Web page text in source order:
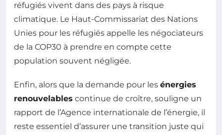
réfugiés vivent dans des pays à risque
climatique. Le Haut-Commissariat des Nations
Unies pour les réfugiés appelle les négociateurs
de la COP30 à prendre en compte cette
population souvent négligée.
Enfin, alors que la demande pour les énergies
renouvelables continue de croître, souligne un
rapport de l’Agence internationale de l’énergie, il
reste essentiel d’assurer une transition juste qui